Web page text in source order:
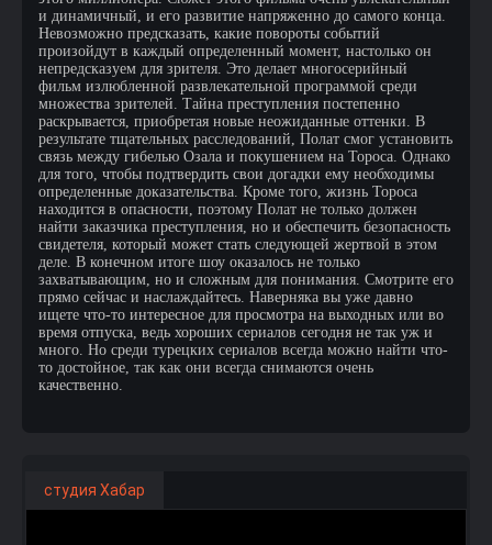
и динамичный, и его развитие напряженно до самого конца.
Невозможно предсказать, какие повороты событий
произойдут в каждый определенный момент, настолько он
непредсказуем для зрителя. Это делает многосерийный
фильм излюбленной развлекательной программой среди
множества зрителей. Тайна преступления постепенно
раскрывается, приобретая новые неожиданные оттенки. В
результате тщательных расследований, Полат смог установить
связь между гибелью Озала и покушением на Тороса. Однако
для того, чтобы подтвердить свои догадки ему необходимы
определенные доказательства. Кроме того, жизнь Тороса
находится в опасности, поэтому Полат не только должен
найти заказчика преступления, но и обеспечить безопасность
свидетеля, который может стать следующей жертвой в этом
деле. В конечном итоге шоу оказалось не только
захватывающим, но и сложным для понимания. Смотрите его
прямо сейчас и наслаждайтесь. Наверняка вы уже давно
ищете что-то интересное для просмотра на выходных или во
время отпуска, ведь хороших сериалов сегодня не так уж и
много. Но среди турецких сериалов всегда можно найти что-
то достойное, так как они всегда снимаются очень
качественно.
студия Хабар